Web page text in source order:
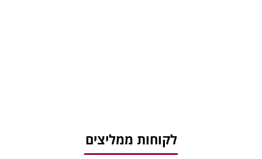
לקוחות ממליצים